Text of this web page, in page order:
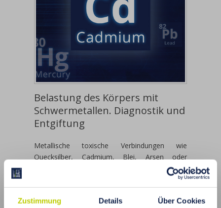
Zustimmung Details Über Cookies
Belastung des Körpers mit
Schwermetallen. Diagnostik und
Entgiftung
Metallische toxische Verbindungen wie
Quecksilber, Cadmium, Blei, Arsen oder
Aluminium stellen eine ernsthafte Gefahr für die
menschliche Gesundheit dar. Sie können sich im
Körper anreichern und verschiedene
Krankheiten wie neurologische Erkrankungen,